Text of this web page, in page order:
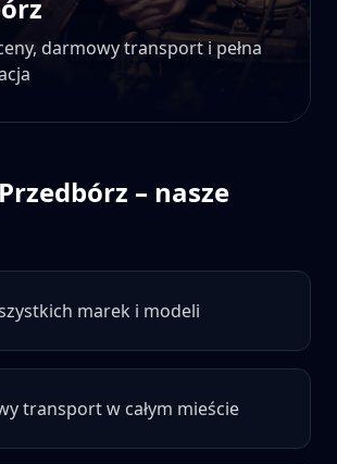
darmowy transport i pełna
Przedbórz – nasze
marek i modeli
transport w całym mieście